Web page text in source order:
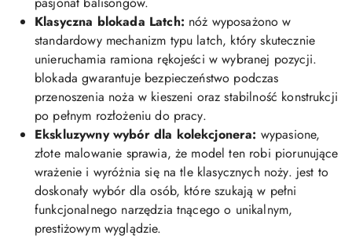
Klasyczna blokada Latch: nóż wyposażono w
standardowy mechanizm typu latch, który skutecznie
unieruchamia ramiona rękojeści w wybranej pozycji.
blokada gwarantuje bezpieczeństwo podczas
przenoszenia noża w kieszeni oraz stabilność konstrukcji
po pełnym rozłożeniu do pracy.
Ekskluzywny wybór dla kolekcjonera: wypasione,
złote malowanie sprawia, że model ten robi piorunujące
wrażenie i wyróżnia się na tle klasycznych noży. jest to
doskonały wybór dla osób, które szukają w pełni
funkcjonalnego narzędzia tnącego o unikalnym,
prestiżowym wyglądzie.